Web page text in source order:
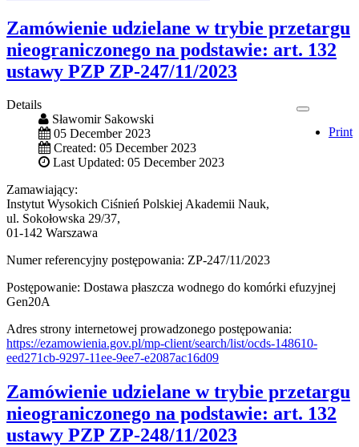
Zamówienie udzielane w trybie przetargu
nieograniczonego na podstawie: art. 132
ustawy PZP ZP-247/11/2023
Print
Details
Sławomir Sakowski
05 December 2023
Created: 05 December 2023
Last Updated: 05 December 2023
Zamawiający:
Instytut Wysokich Ciśnień Polskiej Akademii Nauk,
ul. Sokołowska 29/37,
01-142 Warszawa
Numer referencyjny postępowania: ZP-247/11/2023
Postępowanie: Dostawa płaszcza wodnego do komórki efuzyjnej
Gen20A
Adres strony internetowej prowadzonego postępowania:
https://ezamowienia.gov.pl/mp-client/search/list/ocds-148610-
eed271cb-9297-11ee-9ee7-e2087ac16d09
Zamówienie udzielane w trybie przetargu
nieograniczonego na podstawie: art. 132
ustawy PZP ZP-248/11/2023